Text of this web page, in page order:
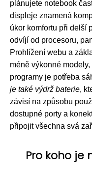
plánujete notebook
displeje znamená
úkor komfortu při delší
odvíjí od procesoru,
Prohlížení webu a
méně výkonné
programy je potřeba
je také výdrž baterie,
závisí na způsobu
dostupné porty a
připojit všechna svá
Pro koho je